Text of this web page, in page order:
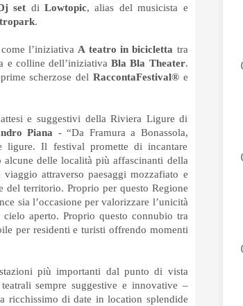
set diLowtopic, alias del musicista e
.
l’iniziativa A teatro in bicicletta tra
e colline dell’iniziativaBla Bla Theater.
scherzose del RaccontaFestival®e
e suggestivi della Riviera Ligure di
Piana - “Da Framura a Bonassola,
ligure. Il festival promette di incantare
delle località più affascinanti della
attraverso paesaggi mozzafiato e
del territorio. Proprio per questo Regione
sia l’occasione per valorizzare l’unicità
aperto. Proprio questo connubio tra
per residenti e turisti offrendo momenti
più importanti dal punto di vista
sempre suggestive e innovative –
ricchissimo di date in location splendide